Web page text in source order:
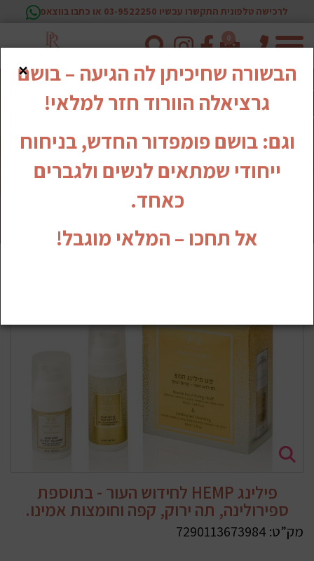
לרכישה טלפונית התקשרו עכשיו 03-9522250 או כתבו בווצאפ
טלפון
0
פילינג HEMP לחידוש העור - בתוספת
ספירולינה, תה ירוק, קפה וחומצות אמינו.
מק”ט: 7290113673984
×
הבשורה שחיכיתן לה הגיעה – בושם
גרציאלה הוורוד חזר למלאי!
וגם: בושם פומפדור החדש, בניחוח
ייחודי שמתאים לנשים ולגברים
כאחד.
אל תחכו – המלאי מוגבל!